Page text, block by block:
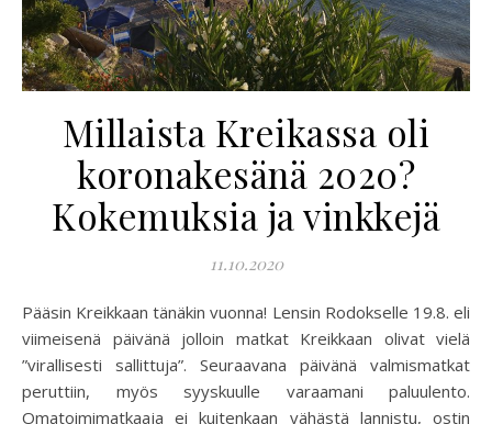
Millaista Kreikassa oli
koronakesänä 2020?
Kokemuksia ja vinkkejä
11.10.2020
Pääsin Kreikkaan tänäkin vuonna! Lensin Rodokselle 19.8. eli
viimeisenä päivänä jolloin matkat Kreikkaan olivat vielä
”virallisesti sallittuja”. Seuraavana päivänä valmismatkat
peruttiin, myös syyskuulle varaamani paluulento.
Omatoimimatkaaja ei kuitenkaan vähästä lannistu, ostin